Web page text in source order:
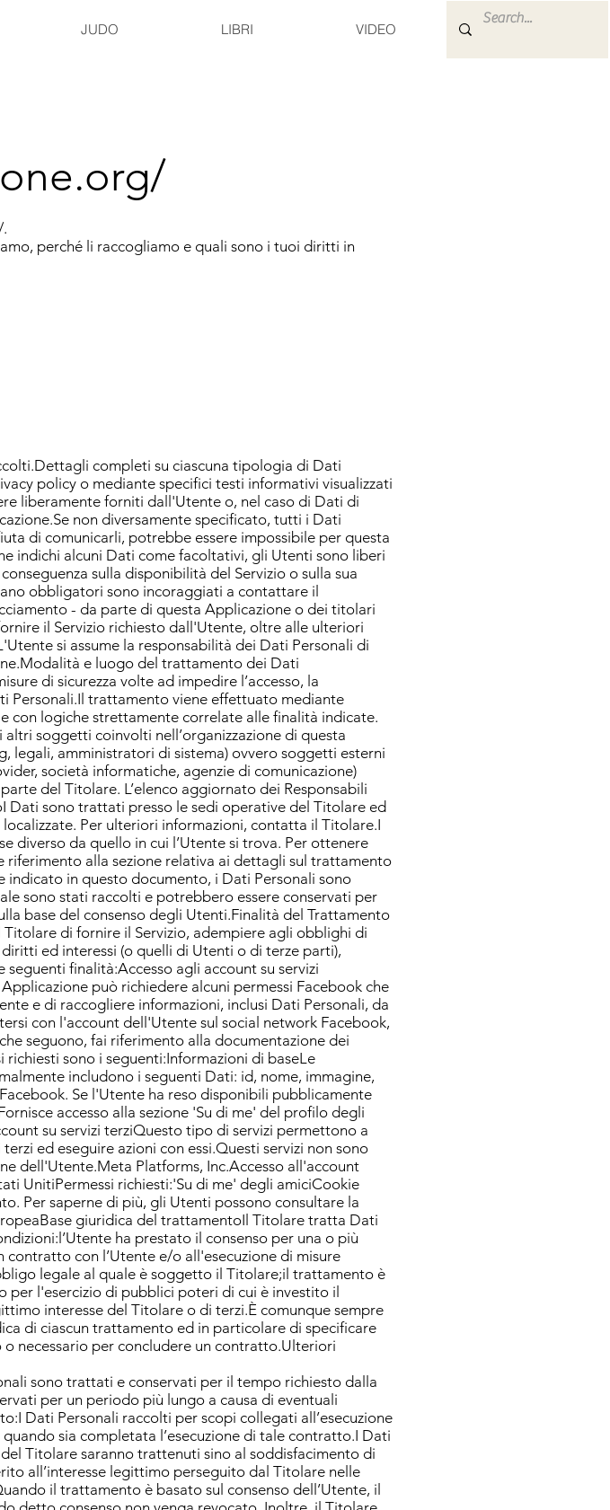
JUDO LIBRI VIDEO
perché li raccogliamo e quali sono i tuoi diritti in
completi su ciascuna tipologia di Dati
policy o mediante specifici testi informativi visualizzati
liberamente forniti dall'Utente o, nel caso di Dati di
non diversamente specificato, tutti i Dati
di comunicarli, potrebbe essere impossibile per questa
indichi alcuni Dati come facoltativi, gli Utenti sono liberi
sulla disponibilità del Servizio o sulla sua
obbligatori sono incoraggiati a contattare il
- da parte di questa Applicazione o dei titolari
il Servizio richiesto dall'Utente, oltre alle ulteriori
si assume la responsabilità dei Dati Personali di
e luogo del trattamento dei Dati
di sicurezza volte ad impedire l’accesso, la
Personali.Il trattamento viene effettuato mediante
con logiche strettamente correlate alle finalità indicate.
soggetti coinvolti nell’organizzazione di questa
legali, amministratori di sistema) ovvero soggetti esterni
società informatiche, agenzie di comunicazione)
del Titolare. L’elenco aggiornato dei Responsabili
Dati sono trattati presso le sedi operative del Titolare ed
Per ulteriori informazioni, contatta il Titolare.I
diverso da quello in cui l’Utente si trova. Per ottenere
alla sezione relativa ai dettagli sul trattamento
indicato in questo documento, i Dati Personali sono
sono stati raccolti e potrebbero essere conservati per
base del consenso degli Utenti.Finalità del Trattamento
di fornire il Servizio, adempiere agli obblighi di
ed interessi (o quelli di Utenti o di terze parti),
finalità:Accesso agli account su servizi
può richiedere alcuni permessi Facebook che
e di raccogliere informazioni, inclusi Dati Personali, da
con l'account dell'Utente sul social network Facebook,
seguono, fai riferimento alla documentazione dei
sono i seguenti:Informazioni di baseLe
includono i seguenti Dati: id, nome, immagine,
Se l'Utente ha reso disponibili pubblicamente
accesso alla sezione 'Su di me' del profilo degli
su servizi terziQuesto tipo di servizi permettono a
ed eseguire azioni con essi.Questi servizi non sono
dell'Utente.Meta Platforms, Inc.Accesso all'account
UnitiPermessi richiesti:'Su di me' degli amiciCookie
Per saperne di più, gli Utenti possono consultare la
giuridica del trattamentoIl Titolare tratta Dati
ha prestato il consenso per una o più
con l’Utente e/o all'esecuzione di misure
legale al quale è soggetto il Titolare;il trattamento è
per l'esercizio di pubblici poteri di cui è investito il
interesse del Titolare o di terzi.È comunque sempre
di ciascun trattamento ed in particolare di specificare
necessario per concludere un contratto.Ulteriori
sono trattati e conservati per il tempo richiesto dalla
per un periodo più lungo a causa di eventuali
Dati Personali raccolti per scopi collegati all’esecuzione
sia completata l’esecuzione di tale contratto.I Dati
Titolare saranno trattenuti sino al soddisfacimento di
all’interesse legittimo perseguito dal Titolare nelle
il trattamento è basato sul consenso dell’Utente, il